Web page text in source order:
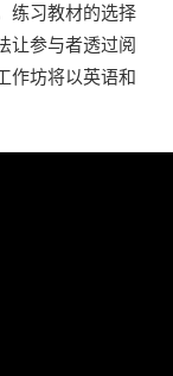
练习教材的选择
让参与者透过阅
作坊将以英语和